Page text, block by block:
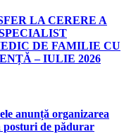
LA CERERE A
DE FAMILIE CU
– IULIE 2026
anunță organizarea
posturi de pădurar